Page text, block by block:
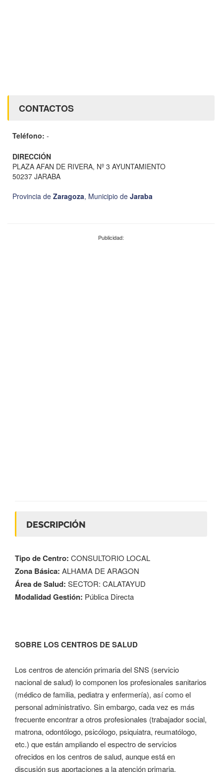
CONTACTOS
Teléfono: -
DIRECCIÓN
PLAZA AFAN DE RIVERA, Nº 3 AYUNTAMIENTO
50237 JARABA
Provincia de Zaragoza, Municipio de Jaraba
Publicidad:
DESCRIPCIÓN
Tipo de Centro: CONSULTORIO LOCAL
Zona Básica: ALHAMA DE ARAGON
Área de Salud: SECTOR: CALATAYUD
Modalidad Gestión: Pública Directa
SOBRE LOS CENTROS DE SALUD
Los centros de atención primaria del SNS (servicio
nacional de salud) lo componen los profesionales sanitarios
(médico de familia, pediatra y enfermería), así como el
personal administrativo. Sin embargo, cada vez es más
frecuente encontrar a otros profesionales (trabajador social,
matrona, odontólogo, psicólogo, psiquiatra, reumatólogo,
etc.) que están ampliando el espectro de servicios
ofrecidos en los centros de salud, aunque está en
discusión sus aportaciones a la atención primaria.